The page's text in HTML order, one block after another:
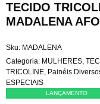
TECIDO
MADALENA
Sku: MADALENA
Categoria: MULHERES
TRICOLINE Painéis
ESPECIAIS
LANÇAMENTO